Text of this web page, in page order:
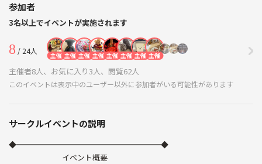
参加者
3名以上でイベントが実施されます
8 / 24人 主催 主催 主催 主催 主催 主催 主催 主催
主催者8人、お気に入り3人、閲覧62人
このイベントは表示中のユーザー以外に参加者がいる可能性があります
サークルイベントの説明
◆━━━━━━━━━━━━━━━━━━━◆
イベント概要